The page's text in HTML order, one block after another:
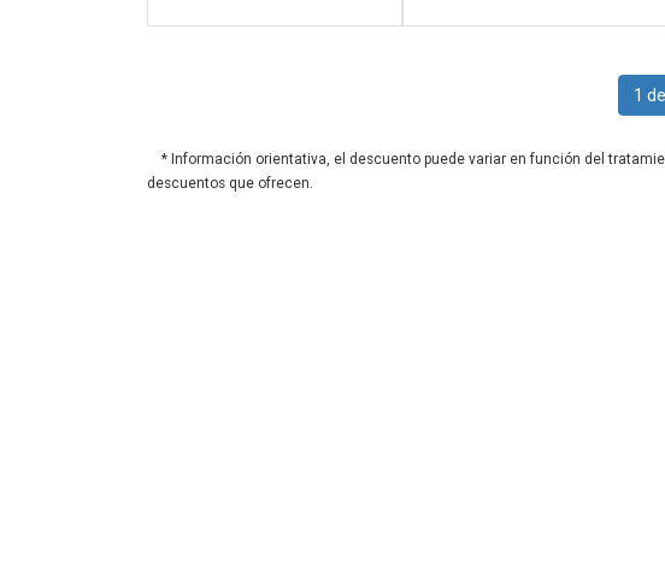
1
* Información orientativa, el descuento puede variar en función del
descuentos que ofrecen.